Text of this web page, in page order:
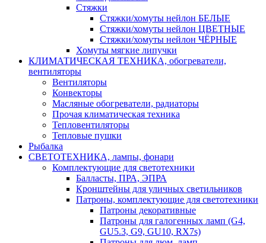
Стяжки
Стяжки/хомуты нейлон БЕЛЫЕ
Стяжки/хомуты нейлон ЦВЕТНЫЕ
Стяжки/хомуты нейлон ЧЁРНЫЕ
Хомуты мягкие липучки
КЛИМАТИЧЕСКАЯ ТЕХНИКА, обогреватели,
вентиляторы
Вентиляторы
Конвекторы
Масляные обогреватели, радиаторы
Прочая климатическая техника
Тепловентиляторы
Тепловые пушки
Рыбалка
СВЕТОТЕХНИКА, лампы, фонари
Комплектующие для светотехники
Балласты, ПРА, ЭПРА
Кронштейны для уличных светильников
Патроны, комплектующие для светотехники
Патроны декоративные
Патроны для галогенных ламп (G4,
GU5.3, G9, GU10, RX7s)